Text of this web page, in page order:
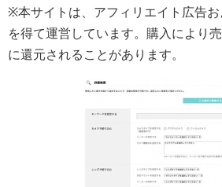
※本サイトは、アフィリエイト広告
を得て運営しています。購入により
に還元されることがあります。